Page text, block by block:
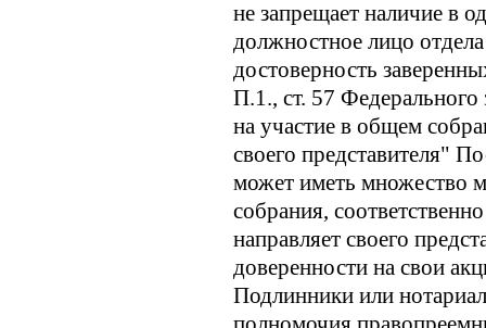
не запрещает наличие в
должностное лицо
достоверность
П.1., ст. 57
на участие в общем
своего представителя"
может иметь множество
собрания,
направляет своего
доверенности на свои
Подлинники или